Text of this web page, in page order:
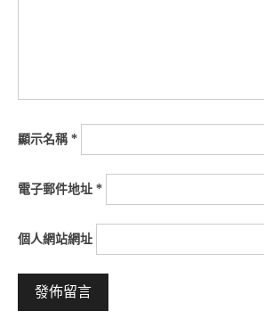
顯示名稱*
電子郵件地址 *
個人網站網址